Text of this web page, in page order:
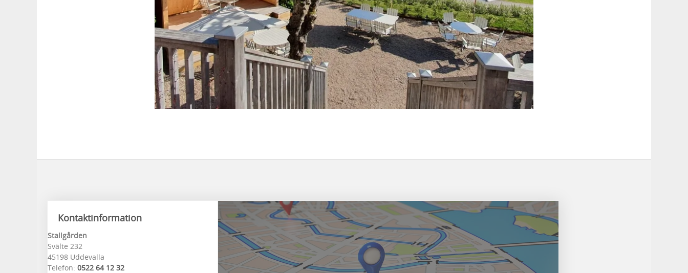
Kontaktinformation
Stallgården
Svälte 232
45198 Uddevalla
Telefon: 0522 64 12 32